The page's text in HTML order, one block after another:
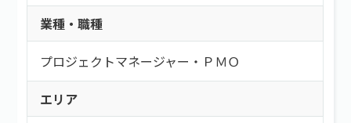
業種・職種
プロジェクトマネージャー・ＰＭＯ
エリア